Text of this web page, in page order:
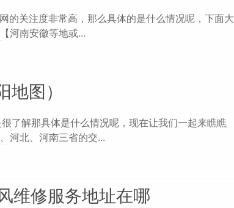
的关注度非常高，那么具体的是什么情况呢，下面大
河南安徽等地或...
图）
了解那具体是什么情况呢，现在让我们一起来瞧瞧
河北、河南三省的交...
维修服务地址在哪